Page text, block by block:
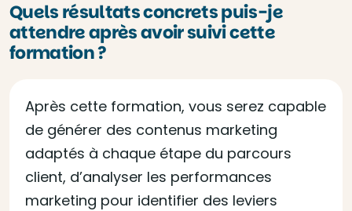
Quels résultats concrets puis-je
attendre après avoir suivi cette
formation ?
Après cette formation, vous serez capable
de générer des contenus marketing
adaptés à chaque étape du parcours
client, d’analyser les performances
marketing pour identifier des leviers